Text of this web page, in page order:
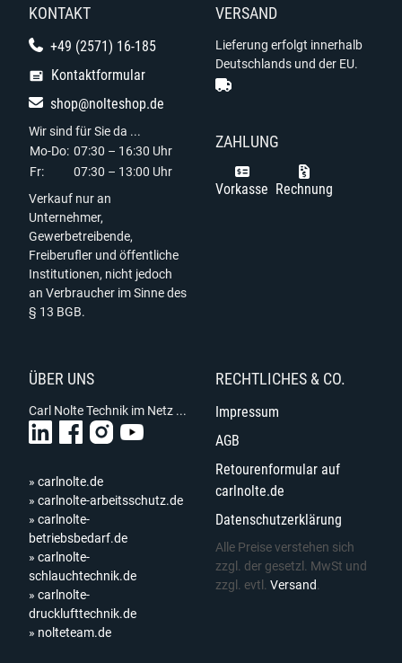
KONTAKT
+49 (2571) 16-185
Kontaktformular
shop@nolteshop.de
Wir sind für Sie da ...
Mo-Do: 07:30 – 16:30 Uhr
Fr:
07:30 – 13:00 Uhr
Verkauf nur an
Unternehmer,
Gewerbetreibende,
Freiberufler und öffentliche
Institutionen, nicht jedoch
an Verbraucher im Sinne des
§ 13 BGB.
VERSAND
Lieferung erfolgt innerhalb
Deutschlands und der EU.
ZAHLUNG
Vorkasse Rechnung
ÜBER UNS
Carl Nolte Technik im Netz ...
» carlnolte.de
» carlnolte-arbeitsschutz.de
» carlnolte-
betriebsbedarf.de
» carlnolte-
schlauchtechnik.de
» carlnolte-
drucklufttechnik.de
» nolteteam.de
RECHTLICHES & CO.
Impressum
AGB
Retourenformular auf
carlnolte.de
Datenschutzerklärung
Alle Preise verstehen sich
zzgl. der gesetzl. MwSt und
zzgl. evtl. Versand